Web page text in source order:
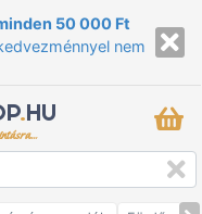
50 000 Ft
nem
.HU